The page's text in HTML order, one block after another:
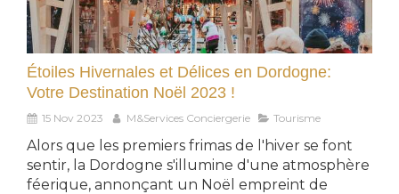
Étoiles Hivernales et Délices en Dordogne:
Votre Destination Noël 2023 !
15 Nov 2023 M&Services Conciergerie Tourisme
Alors que les premiers frimas de l'hiver se font
sentir, la Dordogne s'illumine d'une atmosphère
féerique, annonçant un Noël empreint de